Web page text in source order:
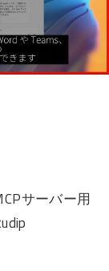
サーバー用